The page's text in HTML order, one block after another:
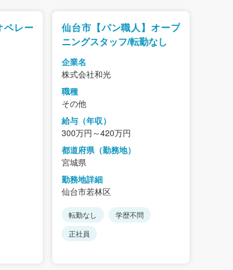
ペレー
仙台市【パン職人】オープ
ニングスタッフ/転勤なし
企業名
株式会社和光
職種
その他
給与（年収）
300万円～420万円
都道府県（勤務地）
宮城県
勤務地詳細
仙台市若林区
転勤なし
学歴不問
正社員